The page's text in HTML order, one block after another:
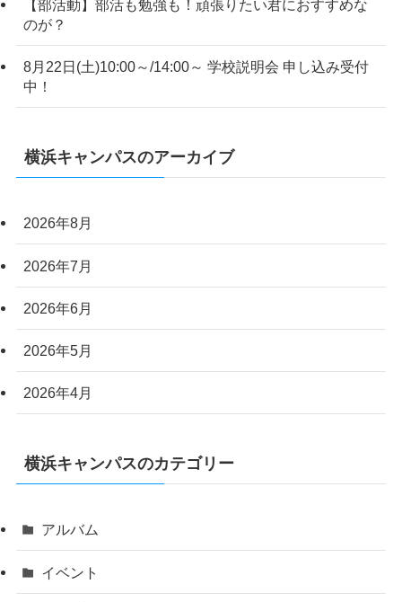
【部活動】部活も勉強も！頑張りたい君におすすめな
のが？
8月22日(土)10:00～/14:00～ 学校説明会 申し込み受付
中！
横浜キャンパスのアーカイブ
2026年8月
2026年7月
2026年6月
2026年5月
2026年4月
横浜キャンパスのカテゴリー
アルバム
イベント